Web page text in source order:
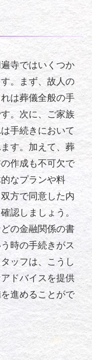
寺ではいくつか
。まず、故人の
は葬儀全般の手
。次に、ご家族
手続きにおいて
す。加えて、葬
作成も不可欠で
なプランや料
方で同意した内
認しましょう。
の金融関係の書
時の手続きがス
ッフは、こうし
ドバイスを提供
進めることがで